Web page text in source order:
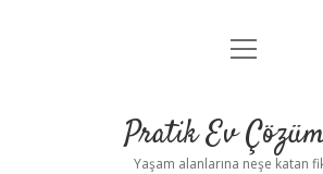
Anasayfa
Yasal Uyarı
menüyü
Pratik Ev
Yaşam alanlarına neşe katan